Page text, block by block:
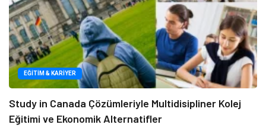
EĞITIM & KARIYER
Study in Canada Çözümleriyle Multidisipliner Kolej
Eğitimi ve Ekonomik Alternatifler